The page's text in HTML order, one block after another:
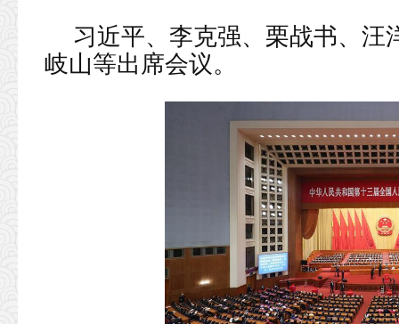
习近平、李克强、栗战书、汪
岐山等出席会议。